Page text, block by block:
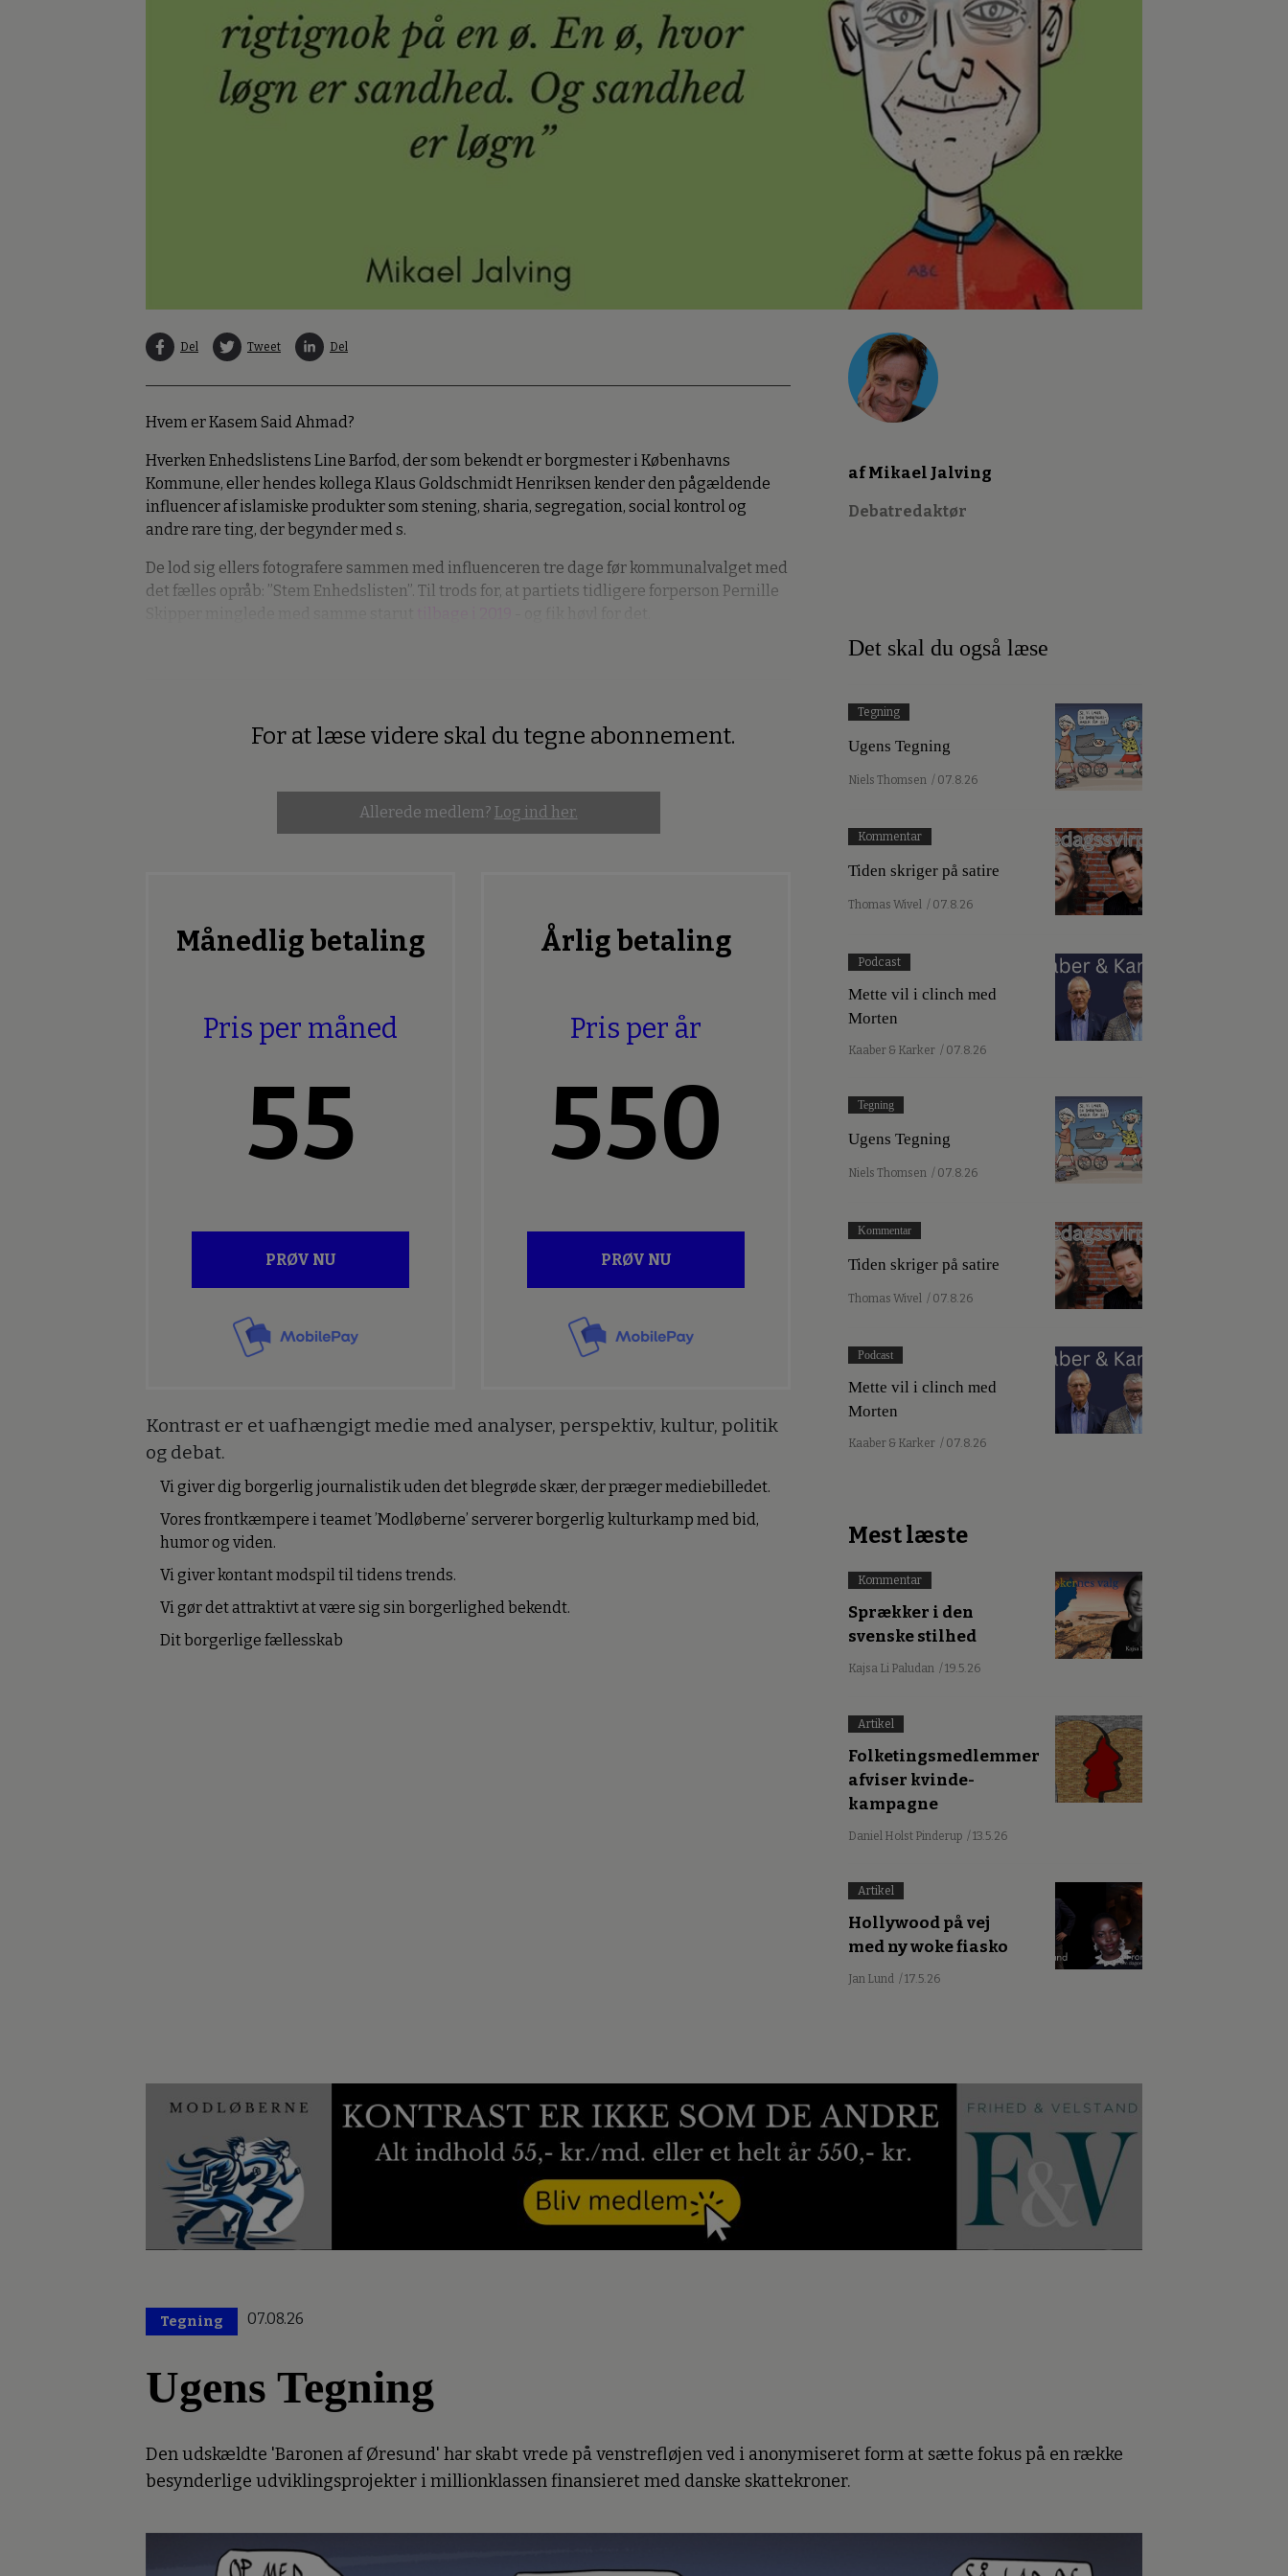
Del Tweet Del
Hvem er Kasem Said Ahmad?
Hverken Enhedslistens Line Barfod, der som bekendt er borgmester i Københavns
Kommune, eller hendes kollega Klaus Goldschmidt Henriksen kender den pågældende
influencer af islamiske produkter som stening, sharia, segregation, social kontrol og
andre rare ting, der begynder med s.
De lod sig ellers fotografere sammen med influenceren tre dage før kommunalvalget med
det fælles opråb: ”Stem Enhedslisten”. Til trods for, at partiets tidligere forperson Pernille
PremiumFor at læse videre skal du tegne abonnement.
Allerede medlem? Log ind her.
Månedlig betaling
Pris per måned
55
PRØV NU
Årlig betaling
Pris per år
550
PRØV NU
Kontrast er et uafhængigt medie med analyser, perspektiv, kultur, politik
og debat.
Vi giver dig borgerlig journalistik uden det blegrøde skær, der præger mediebilledet.
Vores frontkæmpere i teamet ’Modløberne’ serverer borgerlig kulturkamp med bid,
humor og viden.
Vi giver kontant modspil til tidens trends.
Vi gør det attraktivt at være sig sin borgerlighed bekendt.
Dit borgerlige fællesskab
af Mikael Jalving
Debatredaktør
Det skal du også læse
Tegning
Ugens Tegning
Niels Thomsen / 07.8.26
Kommentar
Tiden skriger på satire
Thomas Wivel / 07.8.26
Podcast
Mette vil i clinch med
Morten
Kaaber & Karker / 07.8.26
Tegning
Ugens Tegning
Niels Thomsen / 07.8.26
Kommentar
Tiden skriger på satire
Thomas Wivel / 07.8.26
Podcast
Mette vil i clinch med
Morten
Kaaber & Karker / 07.8.26
Mest læste
Kommentar
Sprækker i den
svenske stilhed
Kajsa Li Paludan / 19.5.26
Artikel
Folketingsmedlemmer
afviser kvinde-
kampagne
Daniel Holst Pinderup / 13.5.26
Artikel
Hollywood på vej
med ny woke fiasko
Jan Lund / 17.5.26
Tegning 07.08.26
Ugens Tegning
Den udskældte 'Baronen af Øresund' har skabt vrede på venstrefløjen ved i anonymiseret form at sætte fokus på en række
besynderlige udviklingsprojekter i millionklassen finansieret med danske skattekroner.